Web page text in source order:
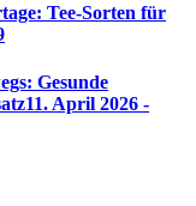
Tee-Sorten für
Gesunde
11. April 2026 -